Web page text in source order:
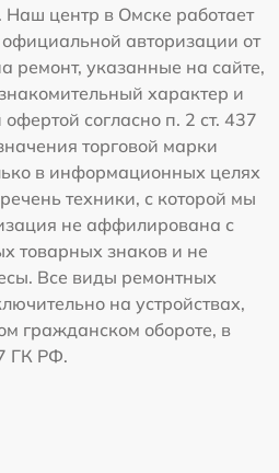
Наш центр в Омске работает
авторизации от
ремонт, указанные на сайте,
характер и
согласно п. 2 ст. 437
торговой марки
в информационных целях
техники, с которой мы
не аффилирована с
товарных знаков и не
Все виды ремонтных
на устройствах,
гражданском обороте, в
ГК РФ.